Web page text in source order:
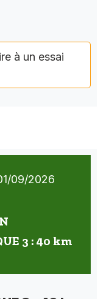
à un essai
09/2026
3 : 40 km